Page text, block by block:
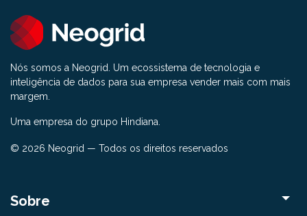
Nós somos a Neogrid. Um ecossistema de tecnologia e
inteligência de dados para sua empresa vender mais com mais
margem.
Uma empresa do grupo Hindiana.
© 2026 Neogrid — Todos os direitos reservados
Sobre